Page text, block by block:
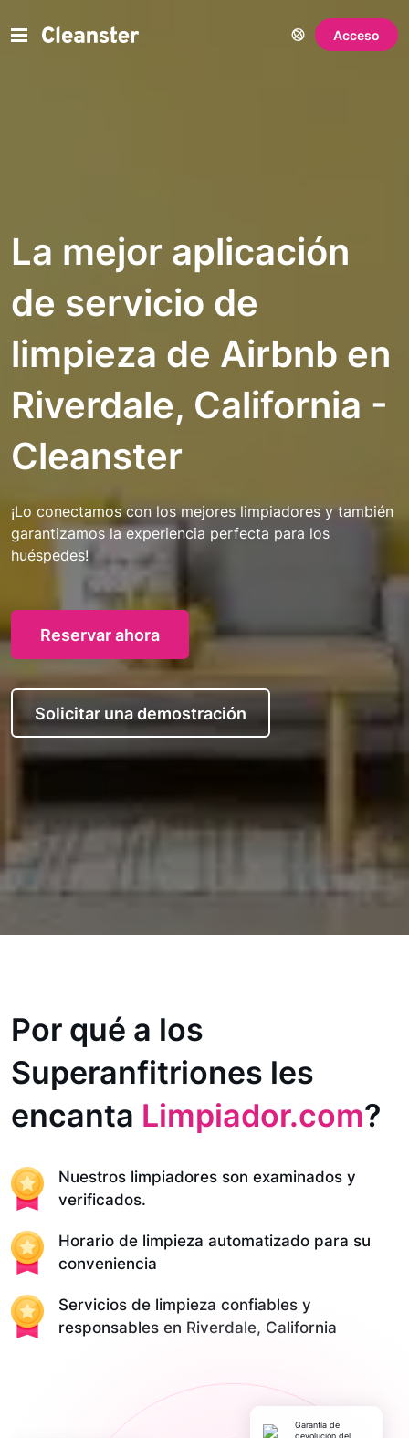
Acceso
La mejor aplicación
de servicio de
limpieza de Airbnb en
Riverdale, California -
Cleanster
¡Lo conectamos con los mejores limpiadores y también
garantizamos la experiencia perfecta para los
huéspedes!
Reservar ahora
Solicitar una demostración
Por qué a los
Superanfitriones les
encanta Limpiador.com?
Nuestros limpiadores son examinados y
verificados.
Horario de limpieza automatizado para su
conveniencia
Servicios de limpieza confiables y
responsables en Riverdale, California
Garantía de
devolución del